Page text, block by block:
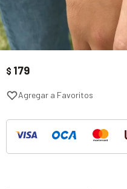
$ 179